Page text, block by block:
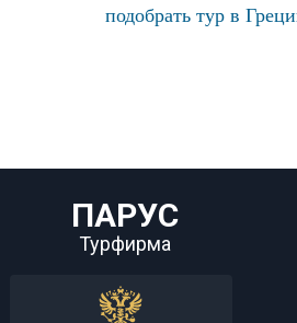
подобрать тур в
ПАРУС
Турфирма